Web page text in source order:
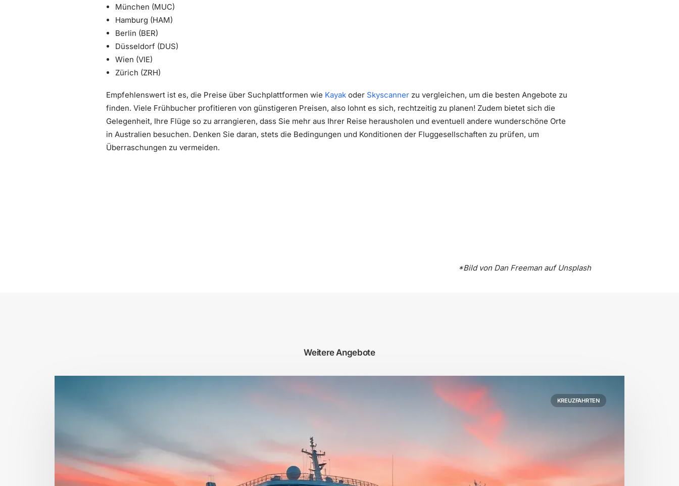
München (MUC)
Hamburg (HAM)
Berlin (BER)
Düsseldorf (DUS)
Wien (VIE)
Zürich (ZRH)
Empfehlenswert ist es, die Preise über Suchplattformen wie Kayak oder Skyscanner zu vergleichen, um die besten Angebote zu
finden. Viele Frühbucher profitieren von günstigeren Preisen, also lohnt es sich, rechtzeitig zu planen! Zudem bietet sich die
Gelegenheit, Ihre Flüge so zu arrangieren, dass Sie mehr aus Ihrer Reise herausholen und eventuell andere wunderschöne Orte
in Australien besuchen. Denken Sie daran, stets die Bedingungen und Konditionen der Fluggesellschaften zu prüfen, um
Überraschungen zu vermeiden.
*Bild von Dan Freemanauf Unsplash
Weitere Angebote
KREUZFAHRTEN